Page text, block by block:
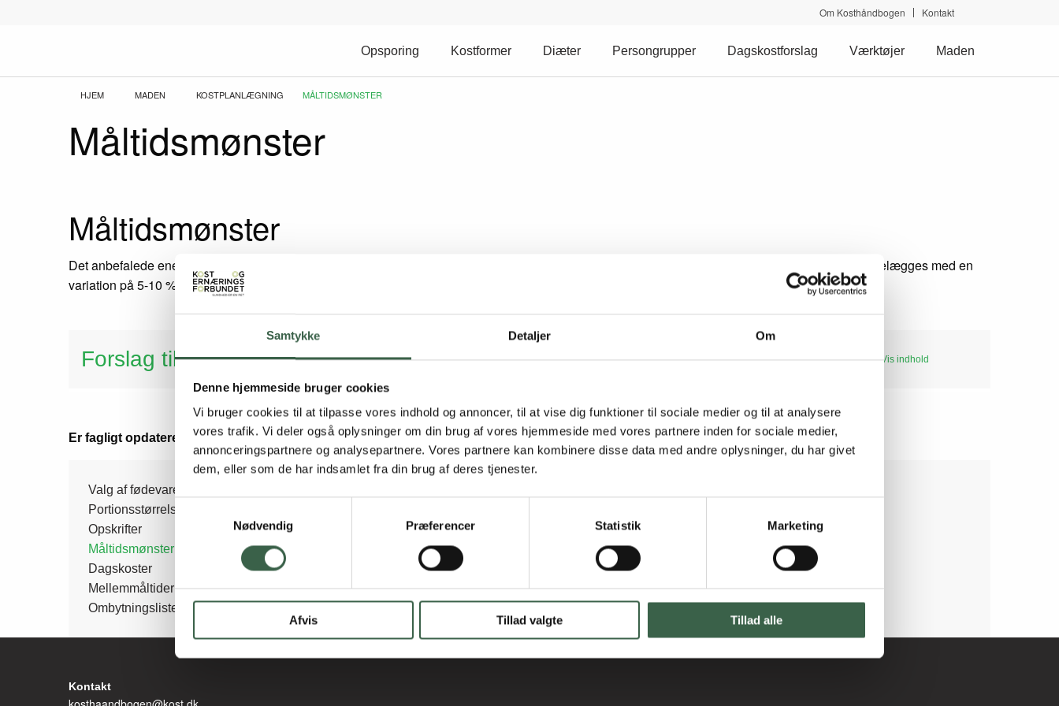
Samtykke Detaljer Om
Denne hjemmeside bruger cookies
Vi bruger cookies til at tilpasse vores indhold og annoncer, til at vise dig funktioner til sociale medier og til at analysere
vores trafik. Vi deler også oplysninger om din brug af vores hjemmeside med vores partnere inden for sociale medier,
annonceringspartnere og analysepartnere. Vores partnere kan kombinere disse data med andre oplysninger, du har givet
dem, eller som de har indsamlet fra din brug af deres tjenester.
Samtykkevalg
Nødvendig
Præferencer Statistik Marketing
Afvis Tillad valgte Tillad alle
Om Kosthåndbogen Kontakt
Opsporing Kostformer Diæter Persongrupper Dagskostforslag Værktøjer Maden
Brødkrumme
HJEM MADEN KOSTPLANLÆGNING CURRENT:
MÅLTIDSMØNSTER
Måltidsmønster
Måltidsmønster
Det anbefalede energiindhold i dagens måltider angives vejledende i procent af det samlede energiindhold. I praksis kan de enkelte måltider tilrettelægges med en
variation på 5-10 % af det samlede energiindhold.
Forslag til kostens energiindhold fordelt på måltider i 3 kostformer Vis indhold
Er fagligt opdateret i 2016
Side
menu
Valg af fødevarer
Portionsstørrelser
Opskrifter
Måltidsmønster
Dagskoster
Mellemmåltider
Ombytningslister
Kontakt